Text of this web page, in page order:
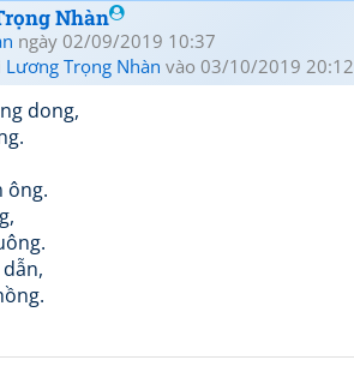
Nhàn
ngày 02/09/2019 10:37
Lương Trọng Nhàn vào 03/10/2019 20:12
dong,
ông.